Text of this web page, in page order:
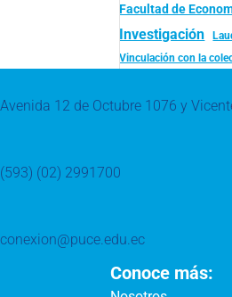
Facultad de
Investigación
Vinculación con la
Avenida 12 de Octubre 1076 y
(593) (02) 2991700
conexion@puce.edu.ec
Conoce más: